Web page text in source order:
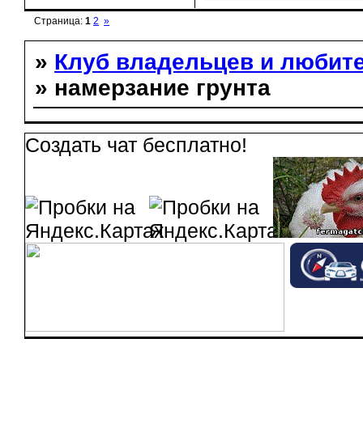
Страница:1 2 »
» Клуб владельцев и
» намерзание грунта
Создать чат бесплатно!